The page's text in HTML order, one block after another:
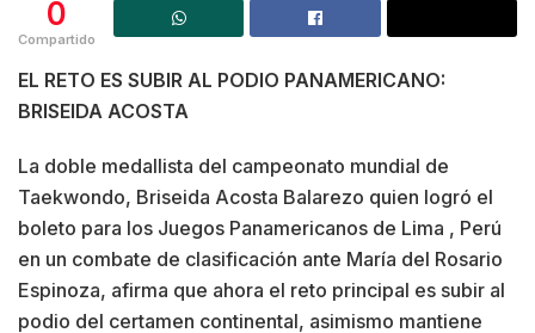
0
Compartido
EL RETO ES SUBIR AL PODIO PANAMERICANO:
BRISEIDA ACOSTA
La doble medallista del campeonato mundial de
Taekwondo, Briseida Acosta Balarezo quien logró el
boleto para los Juegos Panamericanos de Lima , Perú
en un combate de clasificación ante María del Rosario
Espinoza, afirma que ahora el reto principal es subir al
podio del certamen continental, asimismo mantiene